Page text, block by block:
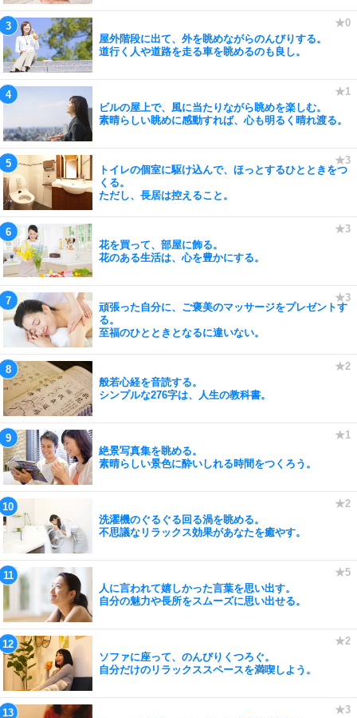
屋外階段に出て、外を眺めながらのんびりする。
道行く人や道路を走る車を眺めるのも良し。
ビルの屋上で、風に当たりながら眺めを楽しむ。
素晴らしい眺めに感動すれば、心も明るく晴れ渡る。
トイレの個室に駆け込んで、ほっとするひとときをつ
くる。
ただし、長居は控えること。
花を買って、部屋に飾る。
花のある生活は、心を豊かにする。
頑張った自分に、ご褒美のマッサージをプレゼントす
る。
至福のひとときとなるに違いない。
般若心経を音読する。
シンプルな276字は、人生の教科書。
絶景写真集を眺める。
素晴らしい景色に酔いしれる時間をつくろう。
洗濯機のぐるぐる回る渦を眺める。
不思議なリラックス効果があなたを癒やす。
人に言われて嬉しかった言葉を思い出す。
自分の魅力や長所をスムーズに思い出せる。
ソファに座って、のんびりくつろぐ。
自分だけのリラックススペースを満喫しよう。